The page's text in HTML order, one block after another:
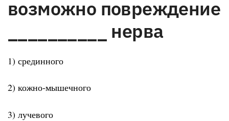
возможно повреждение
__________ нерва
1) срединного
2) кожно-мышечного
3) лучевого